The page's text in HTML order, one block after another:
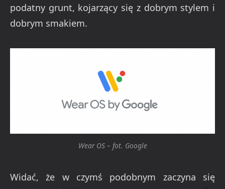
podatny grunt, kojarzący się z dobrym stylem i
dobrym smakiem.
Wear OS – fot. Google
Widać, że w czymś podobnym zaczyna się